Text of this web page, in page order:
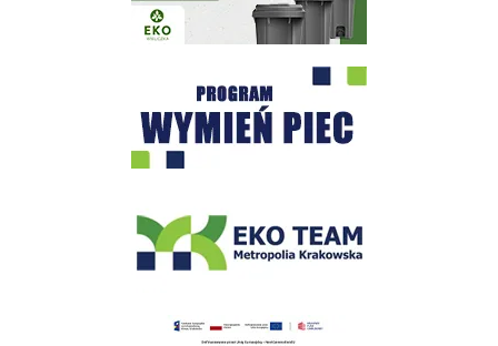
Program "Czyste Powietrze" - Wieliczka
Realizacja Programu Czyste Powietrze w Gminie Wieliczka